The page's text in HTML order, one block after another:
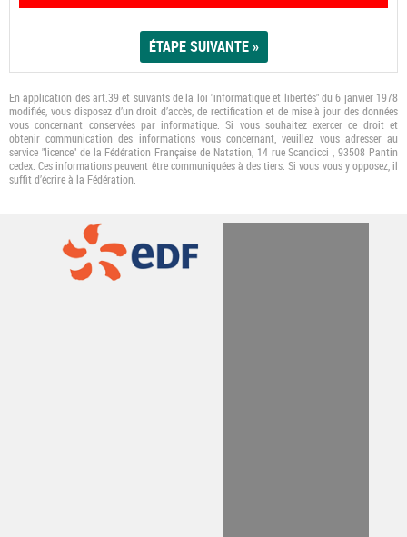
En application des art.39 et suivants de la loi "informatique et libertés" du 6 janvier 1978
modifiée, vous disposez d’un droit d’accès, de rectification et de mise à jour des données
vous concernant conservées par informatique. Si vous souhaitez exercer ce droit et
obtenir communication des informations vous concernant, veuillez vous adresser au
service "licence" de la Fédération Française de Natation, 14 rue Scandicci , 93508 Pantin
cedex. Ces informations peuvent être communiquées à des tiers. Si vous vous y opposez, il
suﬃt d’écrire à la Fédération.